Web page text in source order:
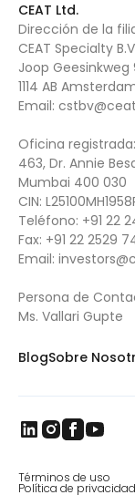
CEAT Ltd.
Dirección de la
CEAT Specialty
Joop Geesinkweg
1114 AB
Email:
Oficina registrada:
463, Dr. Annie
Mumbai 400 030
CIN:
Teléfono: +91 22
Fax: +91 22 2529
Email:
Persona de
Ms. Vallari Gupte
BlogSobre
Términos de uso
Política de privacidad